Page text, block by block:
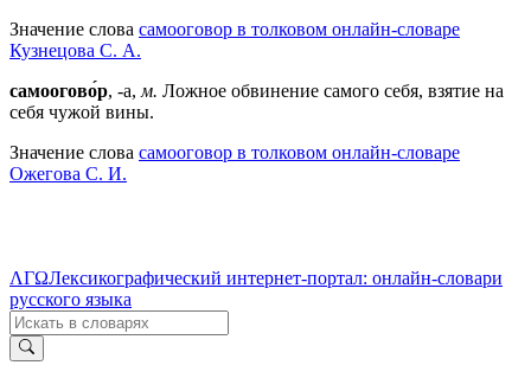
Значение слова самооговор в толковом онлайн-словаре
Кузнецова С. А.
самоогово́р, -а, м. Ложное обвинение самого себя, взятие на
себя чужой вины.
Значение слова самооговор в толковом онлайн-словаре
Ожегова C. И.
ΛΓΩЛексикографический интернет-портал: онлайн-словари
русского языка